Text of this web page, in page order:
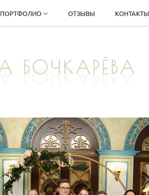
ПОРТФОЛИО ОТЗЫВЫ КОНТАКТЫ